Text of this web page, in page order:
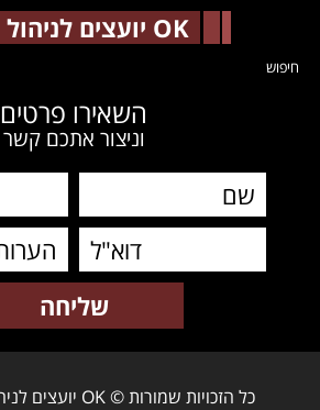
OK יועצים לניהול
חיפוש
השאירו פרטים
וניצור אתכם קשר
כל הזכויות שמורות © OK יועצים לניהול 2009-2025